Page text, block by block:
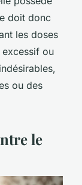
doit donc
les doses
excessif ou
ou des
le